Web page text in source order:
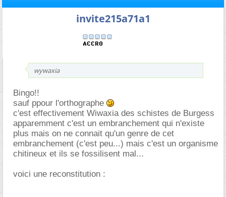
invite215a71a1
wywaxia
Bingo!!
sauf ppour l'orthographe
c'est effectivement Wiwaxia des schistes de Burgess
apparemment c'est un embranchement qui n'existe
plus mais on ne connait qu'un genre de cet
embranchement (c'est peu...) mais c'est un organisme
chitineux et ils se fossilisent mal...
voici une reconstitution :